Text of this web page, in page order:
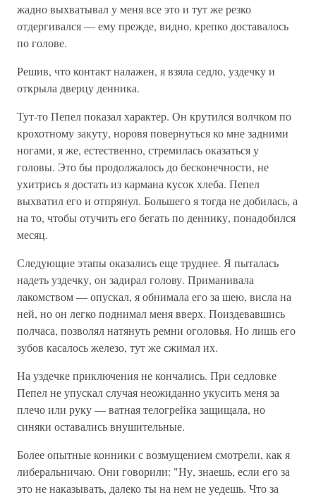
жадно выхватывал у меня все это и тут же резко
отдергивался — ему прежде, видно, крепко доставалось
по голове.
Решив, что контакт налажен, я взяла седло, уздечку и
открыла дверцу денника.
Тут-то Пепел показал характер. Он крутился волчком по
крохотному закуту, норовя повернуться ко мне задними
ногами, я же, естественно, стремилась оказаться у
головы. Это бы продолжалось до бесконечности, не
ухитрись я достать из кармана кусок хлеба. Пепел
выхватил его и отпрянул. Большего я тогда не добилась, а
на то, чтобы отучить его бегать по деннику, понадобился
месяц.
Следующие этапы оказались еще труднее. Я пыталась
надеть уздечку, он задирал голову. Приманивала
лакомством — опускал, я обнимала его за шею, висла на
ней, но он легко поднимал меня вверх. Поиздевавшись
полчаса, позволял натянуть ремни оголовья. Но лишь его
зубов касалось железо, тут же сжимал их.
На уздечке приключения не кончались. При седловке
Пепел не упускал случая неожиданно укусить меня за
плечо или руку — ватная телогрейка защищала, но
синяки оставались внушительные.
Более опытные конники с возмущением смотрели, как я
либеральничаю. Они говорили: "Ну, знаешь, если его за
это не наказывать, далеко ты на нем не уедешь. Что за